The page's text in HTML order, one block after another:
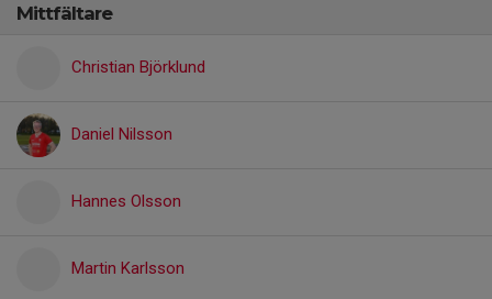
Mittfältare
Christian Björklund
Daniel Nilsson
Hannes Olsson
Martin Karlsson